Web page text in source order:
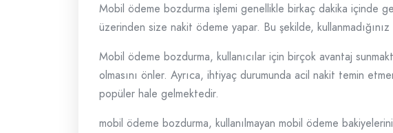
Mobil ödeme bozdurma işlemi genellikle birkaç dakika içinde
üzerinden size nakit ödeme yapar. Bu şekilde,
Mobil ödeme bozdurma, kullanıcılar için birçok avantaj
olmasını önler. Ayrıca, ihtiyaç durumunda acil nakit temin
popüler hale gelmektedir.
mobil ödeme bozdurma, kullanılmayan mobil ödeme